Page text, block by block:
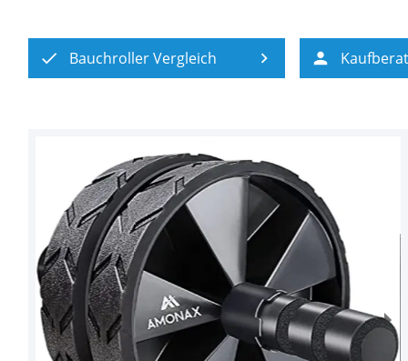
Bauchroller Vergleich